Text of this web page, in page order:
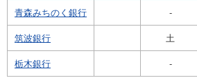
青森みちのく銀行 -
筑波銀行
土
栃木銀行
-